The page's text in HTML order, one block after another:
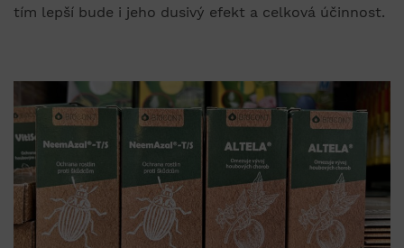
tím lepší bude i jeho dusivý efekt a celková účinnost.